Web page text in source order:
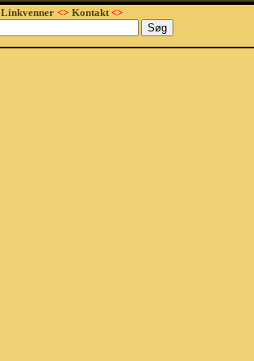
Linkvenner <> Kontakt<>